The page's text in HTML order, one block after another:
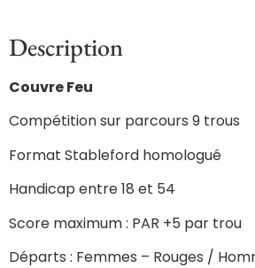
Description
Couvre Feu
Compétition sur parcours 9 trous
Format Stableford homologué
Handicap entre 18 et 54
Score maximum : PAR +5 par trou
Départs : Femmes – Rouges /